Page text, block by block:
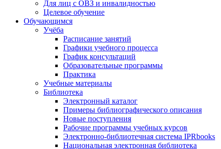
Для лиц с ОВЗ и инвалидностью
Целевое обучение
Обучающимся
Учёба
Расписание занятий
Графики учебного процесса
График консультаций
Образовательные программы
Практика
Учебные материалы
Библиотека
Электронный каталог
Примеры библиографического описания
Новые поступления
Рабочие программы учебных курсов
Электронно-библиотечная система IPRbooks
Национальная электронная библиотека